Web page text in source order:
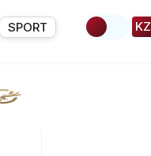
SPORT KZ